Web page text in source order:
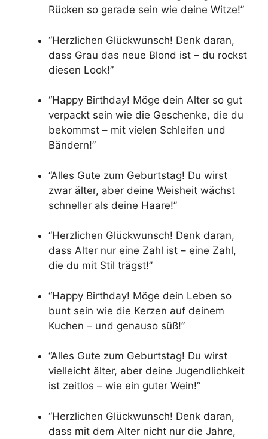
Rücken so gerade sein wie deine Witze!”
“Herzlichen Glückwunsch! Denk daran,
dass Grau das neue Blond ist – du rockst
diesen Look!”
“Happy Birthday! Möge dein Alter so gut
verpackt sein wie die Geschenke, die du
bekommst – mit vielen Schleifen und
Bändern!”
“Alles Gute zum Geburtstag! Du wirst
zwar älter, aber deine Weisheit wächst
schneller als deine Haare!”
“Herzlichen Glückwunsch! Denk daran,
dass Alter nur eine Zahl ist – eine Zahl,
die du mit Stil trägst!”
“Happy Birthday! Möge dein Leben so
bunt sein wie die Kerzen auf deinem
Kuchen – und genauso süß!”
“Alles Gute zum Geburtstag! Du wirst
vielleicht älter, aber deine Jugendlichkeit
ist zeitlos – wie ein guter Wein!”
“Herzlichen Glückwunsch! Denk daran,
dass mit dem Alter nicht nur die Jahre,